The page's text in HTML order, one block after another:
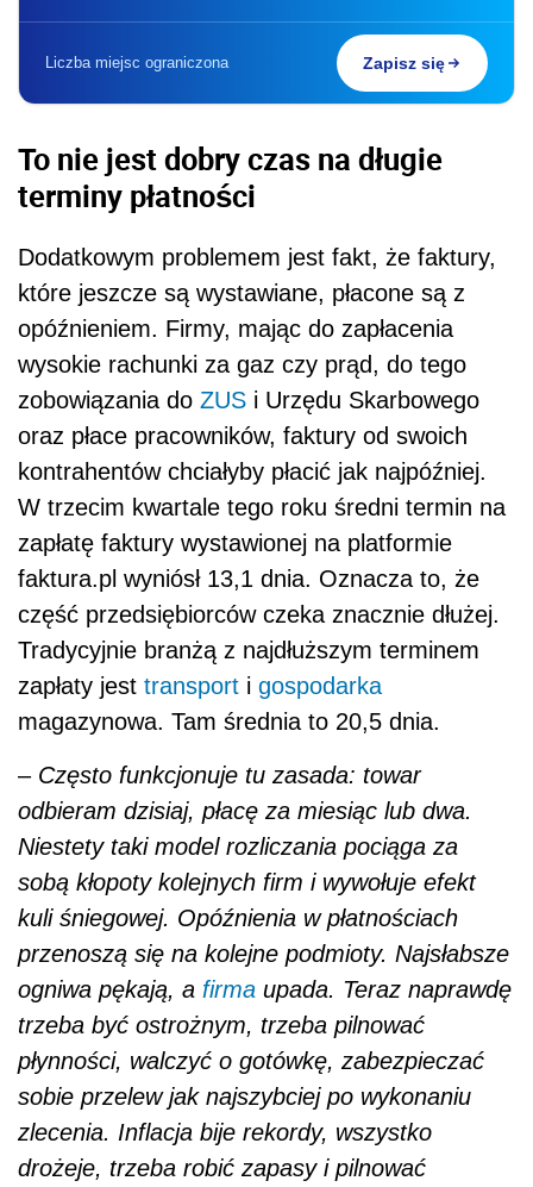
Liczba miejsc ograniczona Zapisz się
To nie jest dobry czas na długie
terminy płatności
Dodatkowym problemem jest fakt, że faktury,
które jeszcze są wystawiane, płacone są z
opóźnieniem. Firmy, mając do zapłacenia
wysokie rachunki za gaz czy prąd, do tego
zobowiązania do ZUS i Urzędu Skarbowego
oraz płace pracowników, faktury od swoich
kontrahentów chciałyby płacić jak najpóźniej.
W trzecim kwartale tego roku średni termin na
zapłatę faktury wystawionej na platformie
faktura.pl wyniósł 13,1 dnia. Oznacza to, że
część przedsiębiorców czeka znacznie dłużej.
Tradycyjnie branżą z najdłuższym terminem
zapłaty jest transport i gospodarka
magazynowa. Tam średnia to 20,5 dnia.
– Często funkcjonuje tu zasada: towar
odbieram dzisiaj, płacę za miesiąc lub dwa.
Niestety taki model rozliczania pociąga za
sobą kłopoty kolejnych firm i wywołuje efekt
kuli śniegowej. Opóźnienia w płatnościach
przenoszą się na kolejne podmioty. Najsłabsze
ogniwa pękają, a firma upada. Teraz naprawdę
trzeba być ostrożnym, trzeba pilnować
płynności, walczyć o gotówkę, zabezpieczać
sobie przelew jak najszybciej po wykonaniu
zlecenia. Inflacja bije rekordy, wszystko
drożeje, trzeba robić zapasy i pilnować